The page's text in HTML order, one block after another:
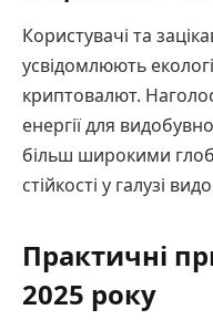
Користувачі та
усвідомлюють
криптовалют.
енергії для
більш широкими
стійкості у галузі
Практичні
2025 року